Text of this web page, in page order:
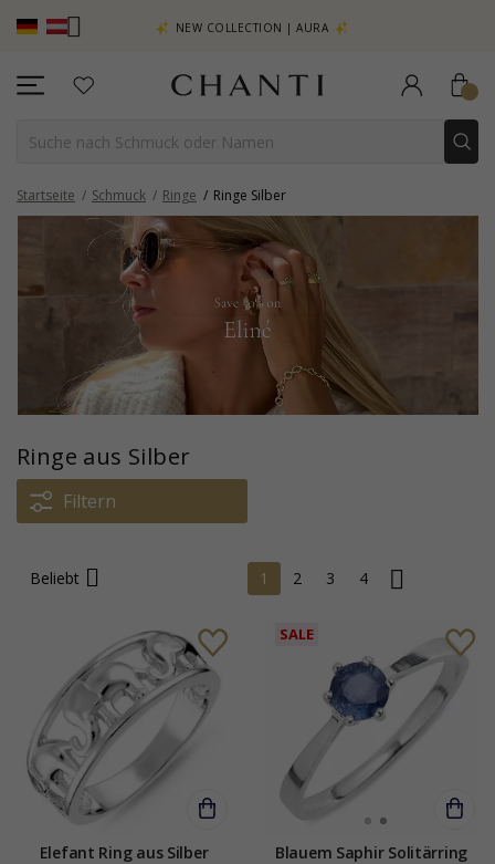
SEHEN –
NEW COLLECTION | AURA
Startseite Schmuck Ringe Ringe Silber
Ringe aus Silber
Filtern
Beliebt 1 2 3 4
Elefant Ring aus Silber
SALE
Blauem Saphir Solitärring